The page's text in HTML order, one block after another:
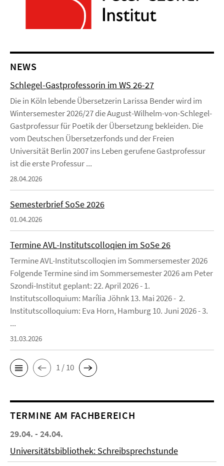
NEWS
Schlegel-Gastprofessorin im WS 26-27
Die in Köln lebende Übersetzerin Larissa Bender wird im
Wintersemester 2026/27 die August-Wilhelm-von-Schlegel-
Gastprofessur für Poetik der Übersetzung bekleiden. Die
vom Deutschen Übersetzerfonds und der Freien
Universität Berlin 2007 ins Leben gerufene Gastprofessur
ist die erste Professur ...
28.04.2026
Semesterbrief SoSe 2026
01.04.2026
Termine AVL-Institutscolloqien im SoSe 26
Termine AVL-Institutscolloqien im Sommersemester 2026
Folgende Termine sind im Sommersemester 2026 am Peter
Szondi-Institut geplant: 22. April 2026 - 1.
Institutscolloquium: Marília Jöhnk 13. Mai 2026 - 2.
Institutscolloquium: Eva Horn, Hamburg 10. Juni 2026 - 3.
...
31.03.2026
1 / 10
TERMINE AM FACHBEREICH
29.04. - 24.04.
Universitätsbibliothek: Schreibsprechstunde